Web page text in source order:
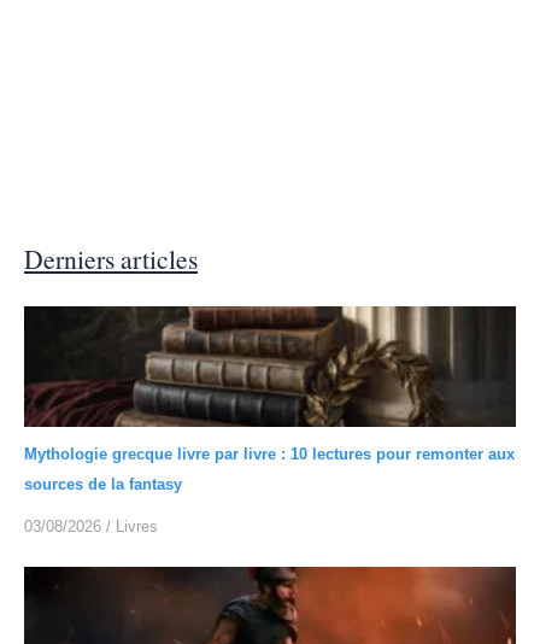
Derniers articles
Mythologie grecque livre par livre : 10 lectures pour remonter aux
sources de la fantasy
03/08/2026 / Livres